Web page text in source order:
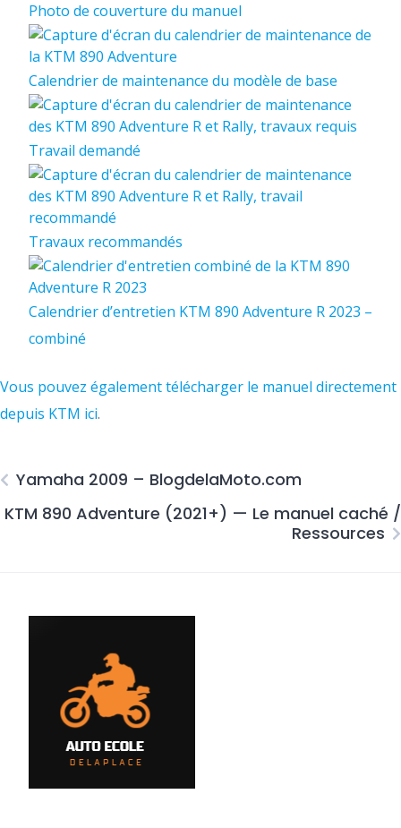
Photo de couverture du manuel
Calendrier de maintenance du modèle de base
Travail demandé
Travaux recommandés
Calendrier d’entretien KTM 890 Adventure R 2023 –
combiné
Vous pouvez également télécharger le manuel directement
depuis KTM ici.
Yamaha 2009 – BlogdelaMoto.com
KTM 890 Adventure (2021+) — Le manuel caché /
Ressources